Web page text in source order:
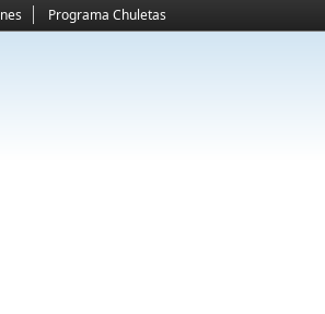
Programa Chuletas